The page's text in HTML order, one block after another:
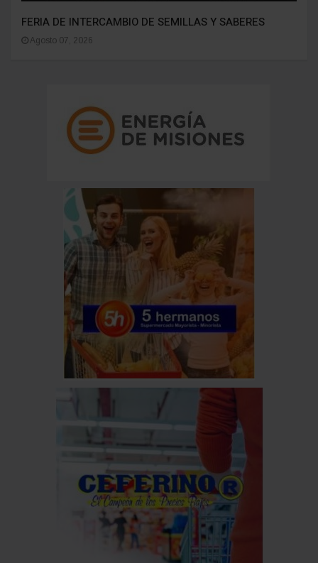
FERIA DE INTERCAMBIO DE SEMILLAS Y SABERES
Agosto 07, 2026